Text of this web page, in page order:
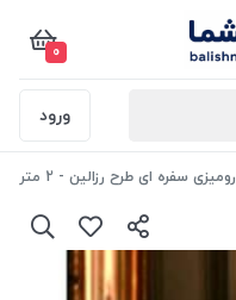
0
ورود
رومیزی سفره ای طرح رزالین - 2 متر